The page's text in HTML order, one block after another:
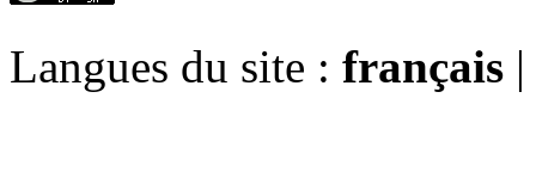
Langues du site : français |